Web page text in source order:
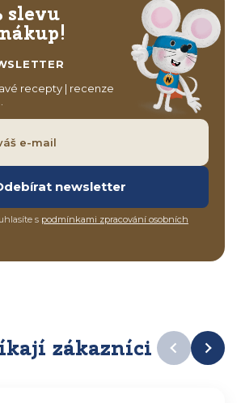
slevu
recepty | recenze
newsletter
s podmínkami zpracování osobních
zákazníci